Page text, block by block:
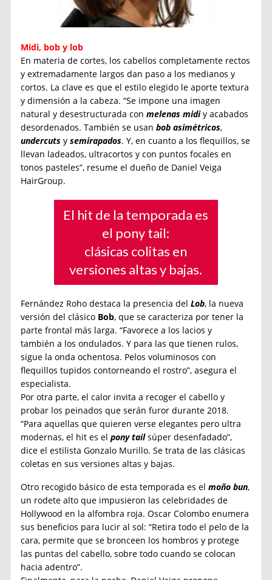
Midi, bob y lob
En materia de cortes, los cabellos completamente rectos
y extremadamente largos dan paso a los medianos y
cortos. La clave es que el estilo elegido le aporte textura
y dimensión a la cabeza. “Se impone una imagen
natural y desestructurada conmelenas midiy acabados
desordenados. También se usanbob asimétricos,
undercuts ysemirapados. Y, en cuanto a los flequillos, se
llevan ladeados, ultracortos y con puntos focales en
tonos pasteles”, resume el dueño de Daniel Veiga
HairGroup.
El hit de la temporada es
el pony tail:
clásicas colitas en
versiones altas y bajas.
Fernández Roho destaca la presencia delLob, la nueva
versión del clásico Bob, que se caracteriza por tener la
parte frontal más larga. “Favorece a los lacios y
también a los ondulados. Y para las que tienen rulos,
sigue la onda ochentosa. Pelos voluminosos con
flequillos tupidos contorneando el rostro”, asegura el
especialista.
Por otra parte, el calor invita a recoger el cabello y
probar los peinados que serán furor durante 2018.
“Para aquellas que quieren verse elegantes pero ultra
modernas, el hit es elpony tailsúper desenfadado”,
dice el estilista Gonzalo Murillo. Se trata de las clásicas
coletas en sus versiones altas y bajas.
Otro recogido básico de esta temporada es elmoño bun,
un rodete alto que impusieron las celebridades de
Hollywood en la alfombra roja. Oscar Colombo enumera
sus beneficios para lucir al sol: “Retira todo el pelo de la
cara, permite que se bronceen los hombros y protege
las puntas del cabello, sobre todo cuando se colocan
hacia adentro”.